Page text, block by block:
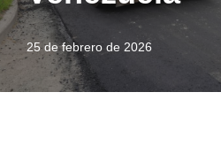
25 de febrero de 2026